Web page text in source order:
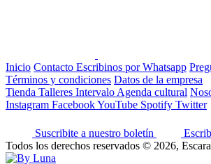
Inicio Contacto Escribinos por Whatsapp
Términos y condiciones Datos de la empresa
Tienda Talleres Intervalo Agenda cultural
Instagram FacebookYouTube Spotify Twitter
Suscribite a nuestro boletín
Todos los derechos reservados © 2026,